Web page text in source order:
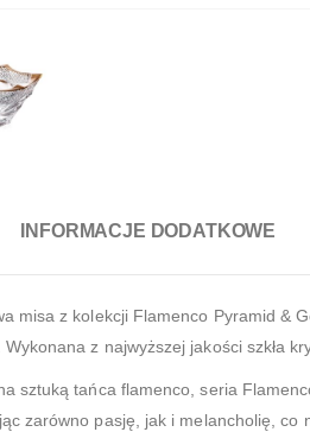
INFORMACJE DODATKOWE
misa z kolekcji Flamenco Pyramid &
z najwyższej jakości szkła
sztuką tańca flamenco, seria
zarówno pasję, jak i melancholię, co